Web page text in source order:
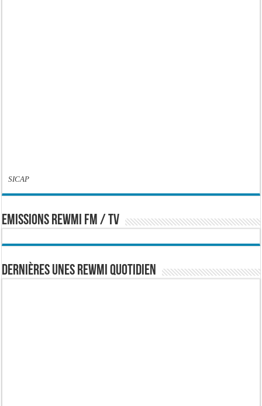
SICAP
EMISSIONS REWMI FM / TV
Dernières Unes Rewmi Quotidien